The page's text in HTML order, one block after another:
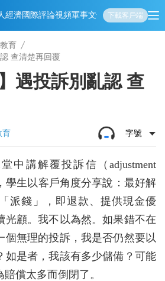
經濟國際評論視頻軍事文化 娛樂生活教育體
下載客戶端
教育
查清楚再回覆
遇投訴別亂認 查
育 字號
中講解覆投訴信（adjustment
學生以客戶角度分享說：最好解
派錢」，即退款、提供現金優
光顧。我不以為然。如果錯不在
個無理的投訴，我是否仍然要以
如是者，我該有多少儲備？可能
償太多而倒閉了。